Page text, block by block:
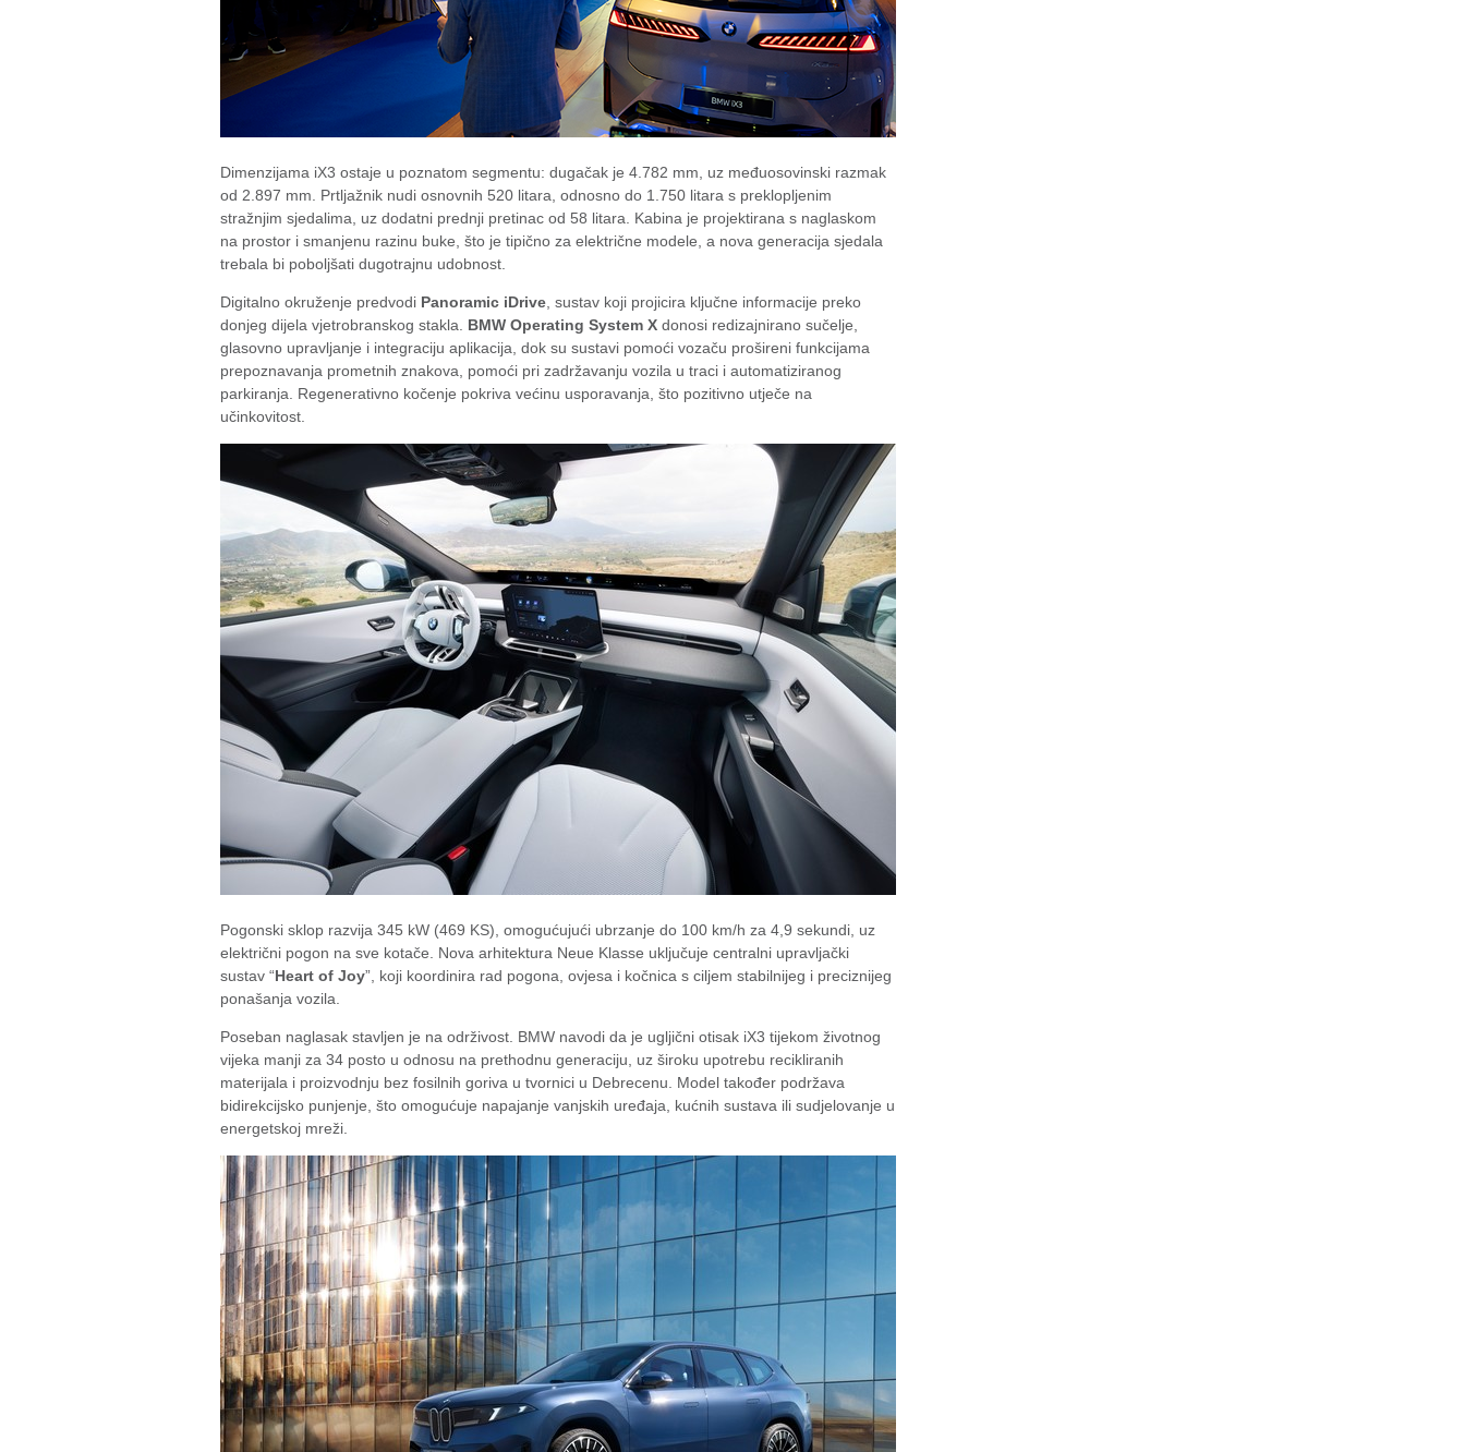
Dimenzijama iX3 ostaje u poznatom segmentu: dugačak je 4.782 mm, uz međuosovinski razmak
od 2.897 mm. Prtljažnik nudi osnovnih 520 litara, odnosno do 1.750 litara s preklopljenim
stražnjim sjedalima, uz dodatni prednji pretinac od 58 litara. Kabina je projektirana s naglaskom
na prostor i smanjenu razinu buke, što je tipično za električne modele, a nova generacija sjedala
trebala bi poboljšati dugotrajnu udobnost.
Digitalno okruženje predvodi Panoramic iDrive , sustav koji projicira ključne informacije preko
donjeg dijela vjetrobranskog stakla. BMW Operating System X donosi redizajnirano sučelje,
glasovno upravljanje i integraciju aplikacija, dok su sustavi pomoći vozaču prošireni funkcijama
prepoznavanja prometnih znakova, pomoći pri zadržavanju vozila u traci i automatiziranog
parkiranja. Regenerativno kočenje pokriva većinu usporavanja, što pozitivno utječe na
učinkovitost.
Pogonski sklop razvija 345 kW (469 KS), omogućujući ubrzanje do 100 km/h za 4,9 sekundi, uz
električni pogon na sve kotače. Nova arhitektura Neue Klasse uključuje centralni upravljački
sustav “Heart of Joy”, koji koordinira rad pogona, ovjesa i kočnica s ciljem stabilnijeg i preciznijeg
ponašanja vozila.
Poseban naglasak stavljen je na održivost. BMW navodi da je ugljični otisak iX3 tijekom životnog
vijeka manji za 34 posto u odnosu na prethodnu generaciju, uz široku upotrebu recikliranih
materijala i proizvodnju bez fosilnih goriva u tvornici u Debrecenu. Model također podržava
bidirekcijsko punjenje, što omogućuje napajanje vanjskih uređaja, kućnih sustava ili sudjelovanje u
energetskoj mreži.